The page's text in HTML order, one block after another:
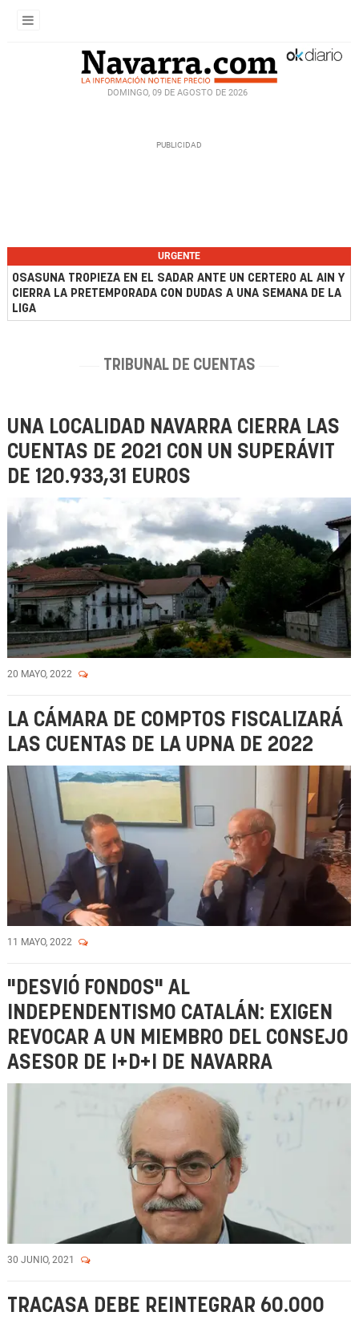
DOMINGO, 09 DE AGOSTO DE 2026
URGENTE
OSASUNA TROPIEZA EN EL SADAR ANTE UN CERTERO AL AIN Y
CIERRA LA PRETEMPORADA CON DUDAS A UNA SEMANA DE LA
LIGA
TRIBUNAL DE CUENTAS
UNA LOCALIDAD NAVARRA CIERRA LAS
CUENTAS DE 2021 CON UN SUPERÁVIT
DE 120.933,31 EUROS
20 MAYO, 2022
LA CÁMARA DE COMPTOS FISCALIZARÁ
LAS CUENTAS DE LA UPNA DE 2022
11 MAYO, 2022
"DESVIÓ FONDOS" AL
INDEPENDENTISMO CATALÁN: EXIGEN
REVOCAR A UN MIEMBRO DEL CONSEJO
ASESOR DE I+D+I DE NAVARRA
30 JUNIO, 2021
TRACASA DEBE REINTEGRAR 60.000